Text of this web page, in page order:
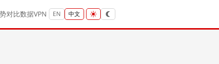
对比数据VPN EN 中文